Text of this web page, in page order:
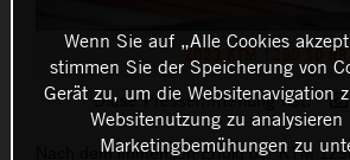
2023 KTM 1290 SD RR
Diese Pressemitteilung hat:
Nach dem immensen Erfolg der KTM
Wenn Sie auf „Alle Cookies
stimmen Sie der Speicherung von
Gerät zu, um die Websitenavigation
Websitenutzung zu
Marketingbemühungen zu